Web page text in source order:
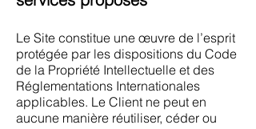
Le Site constitue une œuvre de l’esprit
protégée par les dispositions du Code
de la Propriété Intellectuelle et des
Réglementations Internationales
applicables. Le Client ne peut en
aucune manière réutiliser, céder ou